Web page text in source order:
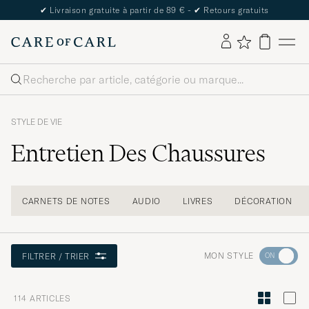
The Care of Carl Passport
Rechercher
STYLE DE VIE
Entretien Des Chaussures
CARNETS DE NOTES AUDIO LIVRES DÉCORATION
FILTRER / TRIER MON STYLE Rendez-
dans
114 ARTICLES